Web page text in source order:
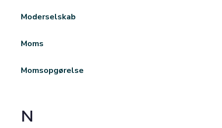
Moderselskab
Moms
Momsopgørelse
N